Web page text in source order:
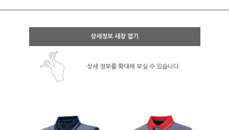
상세정보 새창 열기
상세 정보를 확대해 보실 수 있습니다.